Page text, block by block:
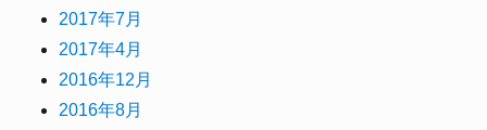
2017年7月
2017年4月
2016年12月
2016年8月